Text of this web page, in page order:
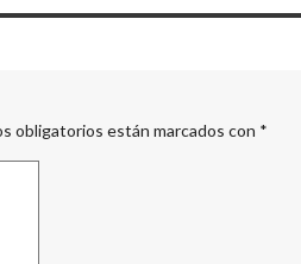
obligatorios están marcados con *